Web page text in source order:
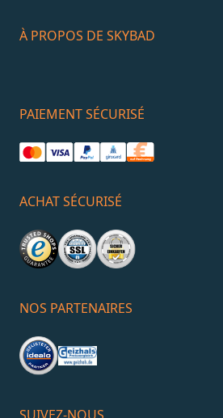
À PROPOS DE SKYBAD
PAIEMENT SÉCURISÉ
ACHAT SÉCURISÉ
NOS PARTENAIRES